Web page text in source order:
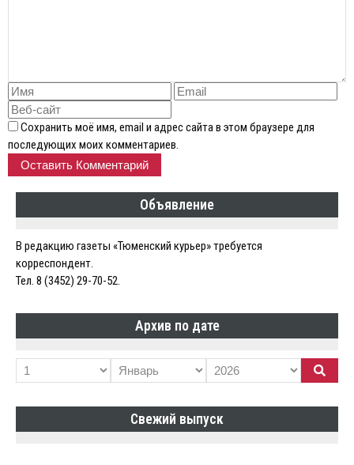
Сохранить моё имя, email и адрес сайта в этом браузере для
последующих моих комментариев.
Объявление
В редакцию газеты «Тюменский курьер» требуется
корреспондент.
Тел. 8 (3452) 29-70-52.
Архив по дате
Свежий выпуск